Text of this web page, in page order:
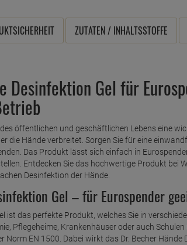
ZUTATEN / INHALTSSTOFFE
Desinfektion Gel für
öffentlichen und geschäftlichen Lebens eine
die Hände verbreitet. Sorgen Sie für eine
Das Produkt lässt sich einfach in
Entdecken Sie das hochwertige Produkt bei
Desinfektion der Hände.
Gel – für Eurospender
ist das perfekte Produkt, welches Sie in
Pflegeheime, Krankenhäuser oder auch
EN 1500. Dabei wirkt das Dr. Becher Hände